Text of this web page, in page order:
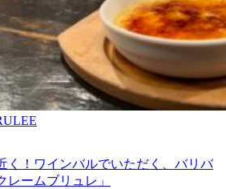
く！ワインバルでいただく、バリバ
レームブリュレ」